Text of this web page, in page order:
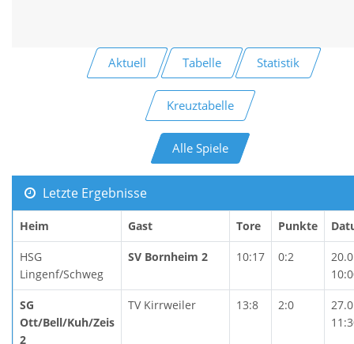
Aktuell Tabelle Statistik
Kreuztabelle
Alle Spiele
Letzte Ergebnisse
Heim Gast Tore Punkte
HSG
Lingenf/Schweg
SV Bornheim 2 10:17 0:2
SG
Ott/Bell/Kuh/Zeis
2
TV Kirrweiler 13:8 2:0